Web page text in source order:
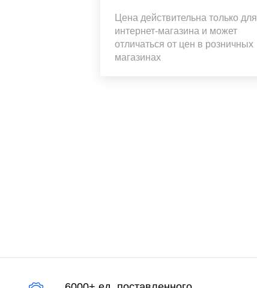
Цена действительна только для
интернет-магазина и может
отличаться от цен в розничных
магазинах